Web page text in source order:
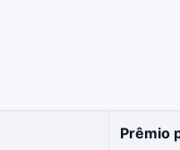
Prêmio